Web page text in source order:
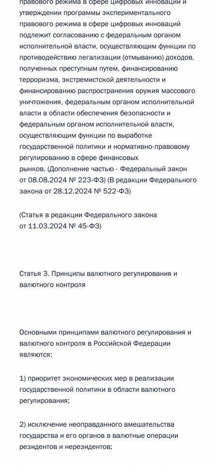
утверждении программы экспериментального
правового режима в сфере цифровых инноваций
подлежит согласованию с федеральным органом
исполнительной власти, осуществляющим функции по
противодействию легализации (отмыванию) доходов,
полученных преступным путем, финансированию
терроризма, экстремистской деятельности и
финансированию распространения оружия массового
уничтожения, федеральным органом исполнительной
власти в области обеспечения безопасности и
федеральным органом исполнительной власти,
осуществляющим функции по выработке
государственной политики и нормативно-правовому
регулированию в сфере финансовых
рынков. (Дополнение частью - Федеральный закон
от 08.08.2024 № 223-ФЗ) (В редакции Федерального
закона от 28.12.2024 № 522-ФЗ)
(Статья в редакции Федерального закона
от 11.03.2024 № 45-ФЗ)
Статья 3. Принципы валютного регулирования и
валютного контроля
Основными принципами валютного регулирования и
валютного контроля в Российской Федерации
являются:
1) приоритет экономических мер в реализации
государственной политики в области валютного
регулирования;
2) исключение неоправданного вмешательства
государства и его органов в валютные операции
резидентов и нерезидентов;